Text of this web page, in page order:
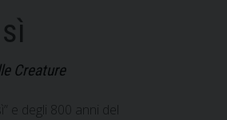
Creature
e degli 800 anni del